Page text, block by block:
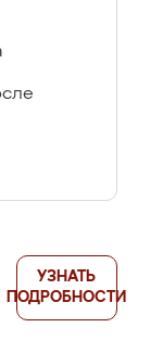
УЗНАТЬ
ПОДРОБНОСТИ